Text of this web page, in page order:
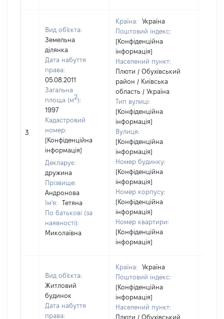
3
Вид об'єкта:
Земельна
ділянка
Дата набуття
права:
05.08.2011
Загальна
площа (м2):
1997
Кадастровий
номер:
[Конфіденційна
інформація]
Декларує:
дружина
Прізвище:
Андронова
Ім'я:
Тетяна
По батькові (за
наявності):
Миколаївна
Країна:
Україна
Поштовий індекс:
[Конфіденційна
інформація]
Населений пункт:
Плюти / Обухівський
район / Київська
область / Україна
Тип вулиці:
[Конфіденційна
інформація]
Вулиця:
[Конфіденційна
інформація]
Номер будинку:
[Конфіденційна
інформація]
Номер корпусу:
[Конфіденційна
інформація]
Номер квартири:
[Конфіденційна
інформація]
Вид об'єкта:
Житловий
будинок
Дата набуття
права:
Країна:
Україна
Поштовий індекс:
[Конфіденційна
інформація]
Населений пункт:
Плюти / Обухівський